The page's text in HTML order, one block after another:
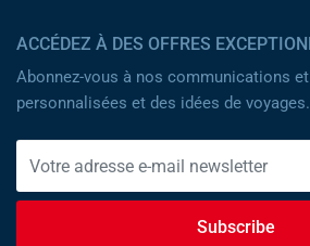
ACCÉDEZ À DES OFFRES
Abonnez-vous à nos communications
personnalisées et des idées de voyages.
Subscribe